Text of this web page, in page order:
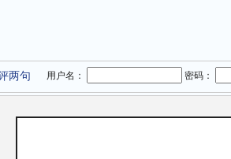
两句 用户名： 密码：